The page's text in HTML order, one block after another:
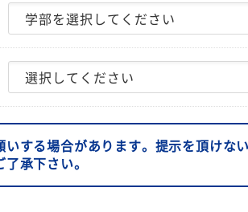
する場合があります。提示を頂けな
承下さい。